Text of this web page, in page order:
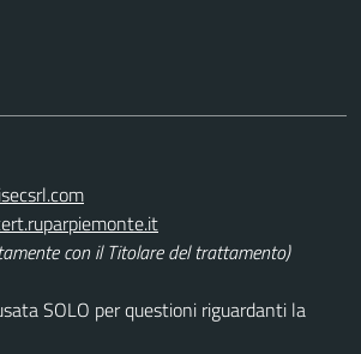
con il Titolare del trattamento)
SOLO per questioni riguardanti la